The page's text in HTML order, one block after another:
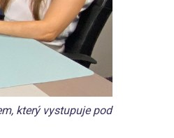
který vystupuje pod